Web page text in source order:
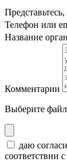
Телефон или
Название
Комментарии
Выберите файл
даю
соответствии с